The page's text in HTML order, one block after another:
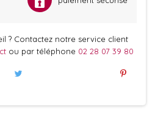
? Contactez notre service client
ou par téléphone 02 28 07 39 80